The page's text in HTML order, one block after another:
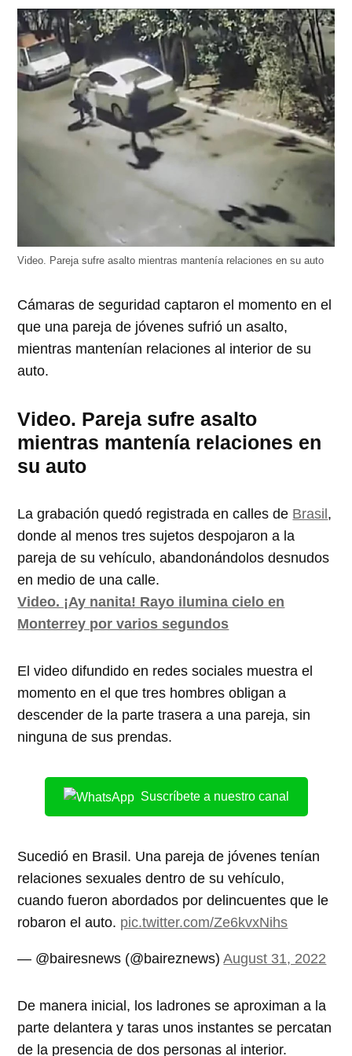
abre
en
una
ventana
nueva)
abre
en
una
ventana
nueva)
abre
en
una
ventana
nueva)
abre
en
una
ventana
nueva)
abre
en
una
ventana
nueva)
Video. Pareja sufre asalto mientras mantenía relaciones en su auto
Cámaras de seguridad captaron el momento en el
que una pareja de jóvenes sufrió un asalto,
mientras mantenían relaciones al interior de su
auto.
Video. Pareja sufre asalto
mientras mantenía relaciones en
su auto
La grabación quedó registrada en calles de Brasil,
donde al menos tres sujetos despojaron a la
pareja de su vehículo, abandonándolos desnudos
en medio de una calle.
Video. ¡Ay nanita! Rayo ilumina cielo en
Monterrey por varios segundos
El video difundido en redes sociales muestra el
momento en el que tres hombres obligan a
descender de la parte trasera a una pareja, sin
ninguna de sus prendas.
Suscríbete a nuestro canal
Sucedió en Brasil. Una pareja de jóvenes tenían
relaciones sexuales dentro de su vehículo,
cuando fueron abordados por delincuentes que le
robaron el auto. pic.twitter.com/Ze6kvxNihs
— @bairesnews (@baireznews)August 31, 2022
De manera inicial, los ladrones se aproximan a la
parte delantera y taras unos instantes se percatan
de la presencia de dos personas al interior.